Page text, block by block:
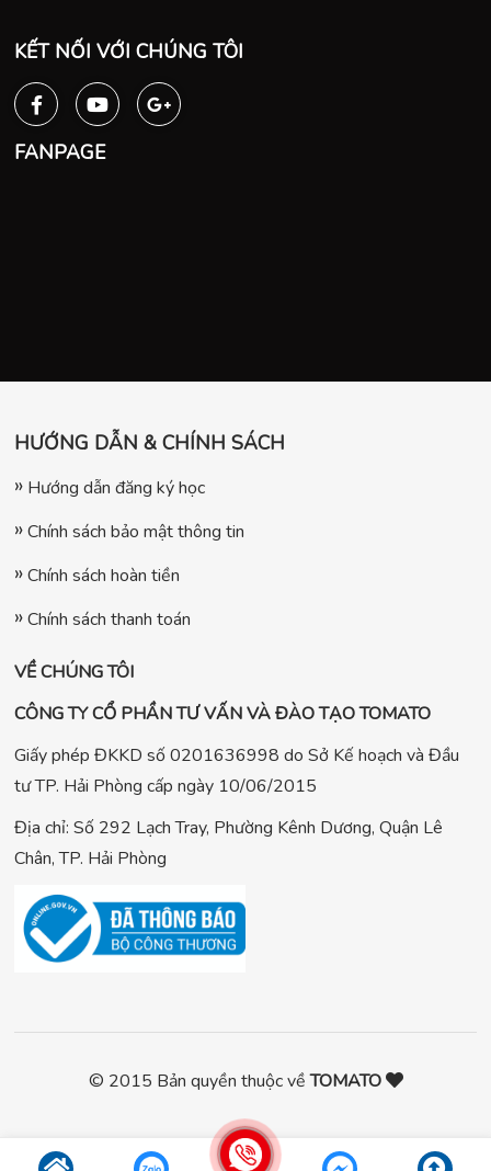
KẾT NỐI VỚI CHÚNG TÔI
FANPAGE
HƯỚNG DẪN & CHÍNH SÁCH
Hướng dẫn đăng ký học
Chính sách bảo mật thông tin
Chính sách hoàn tiền
Chính sách thanh toán
VỀ CHÚNG TÔI
CÔNG TY CỔ PHẦN TƯ VẤN VÀ ĐÀO TẠO TOMATO
Giấy phép ĐKKD số 0201636998 do Sở Kế hoạch và Đầu
tư TP. Hải Phòng cấp ngày 10/06/2015
Địa chỉ: Số 292 Lạch Tray, Phường Kênh Dương, Quận Lê
Chân, TP. Hải Phòng
© 2015 Bản quyền thuộc vềTOMATO